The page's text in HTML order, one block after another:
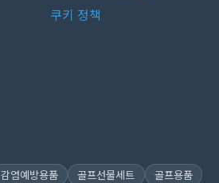
쿠키 정책
감염예방용품 골프선물세트
골프용품